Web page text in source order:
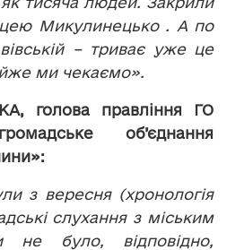
Микулинецько . А по
– триває уже це
ми чекаємо».
голова правління ГО
об’єднання
з вересня (хронологія
слухання з міським
не було, відповідно,